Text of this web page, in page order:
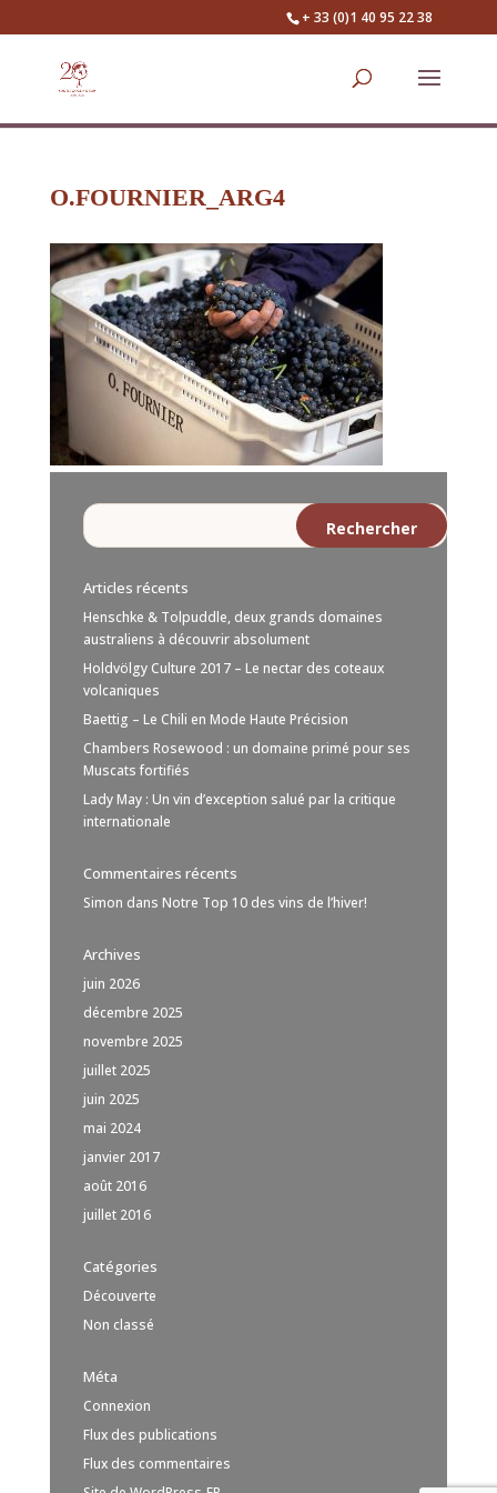
+ 33 (0)1 40 95 22 38
O.FOURNIER_ARG4
Articles récents
Henschke & Tolpuddle, deux grands domaines
australiens à découvrir absolument
Holdvölgy Culture 2017 – Le nectar des coteaux
volcaniques
Baettig – Le Chili en Mode Haute Précision
Chambers Rosewood : un domaine primé pour ses
Muscats fortifiés
Lady May : Un vin d’exception salué par la critique
internationale
Commentaires récents
Simon dans Notre Top 10 des vins de l’hiver!
Archives
juin 2026
décembre 2025
novembre 2025
juillet 2025
juin 2025
mai 2024
janvier 2017
août 2016
juillet 2016
Catégories
Découverte
Non classé
Méta
Connexion
Flux des publications
Flux des commentaires